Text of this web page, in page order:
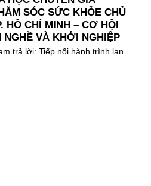
SÓC SỨC KHỎE CHỦ
HỒ CHÍ MINH – CƠ HỘI
NGHỀ VÀ KHỞI NGHIỆP
trả lời: Tiếp nối hành trình lan